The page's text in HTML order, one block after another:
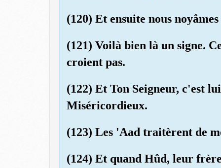
(120) Et ensuite nous
(121) Voilà bien là un signe.
croient pas.
(122) Et Ton Seigneur, c'est
Miséricordieux.
(123) Les 'Aad traitèrent de
(124) Et quand Hûd, leur